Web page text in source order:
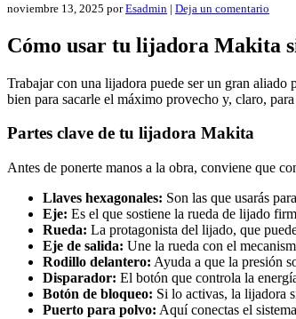
noviembre 13, 2025 porEsadmin | Deja un comentario
Cómo usar tu lijadora Makita
Trabajar con una lijadora puede ser un gran aliado
bien para sacarle el máximo provecho y, claro,
Partes clave de tu lijadora Makita
Antes de ponerte manos a la obra, conviene que
Llaves hexagonales: Son las que usarás
Eje: Es el que sostiene la rueda de lijado
Rueda: La protagonista del lijado, que
Eje de salida: Une la rueda con el
Rodillo delantero: Ayuda a que la presión
Disparador: El botón que controla la
Botón de bloqueo: Si lo activas, la lijadora
Puerto para polvo: Aquí conectas el